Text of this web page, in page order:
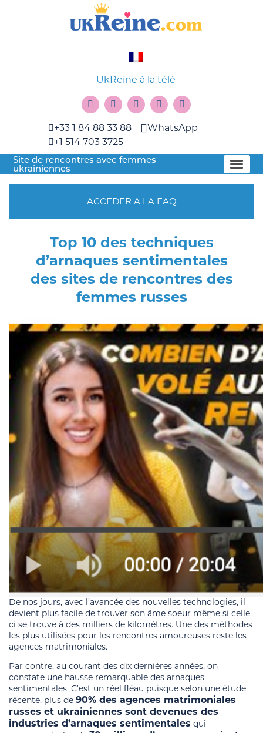
UkReine à la télé
+33 1 84 88 33 88
+1 514 703 3725
WhatsApp
Site de rencontres avec femmes
ukrainiennes
ACCEDER A LA FAQ
Top 10 des techniques
d’arnaques sentimentales
des sites de rencontres des
femmes russes
De nos jours, avec l’avancée des nouvelles technologies, il
devient plus facile de trouver son âme soeur même si celle-
ci se trouve à des milliers de kilomètres. Une des méthodes
les plus utilisées pour les rencontres amoureuses reste les
agences matrimoniales.
Par contre, au courant des dix dernières années, on
constate une hausse remarquable des arnaques
sentimentales. C’est un réel fléau puisque selon une étude
récente, plus de 90% des agences matrimoniales
russes et ukrainiennes sont devenues des
industries d’arnaques sentimentales qui